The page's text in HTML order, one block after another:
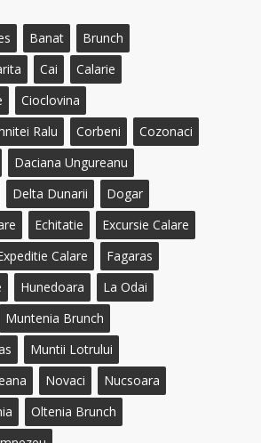
Banat
Brunch
Cai
Calarie
Cioclovina
Ralu
Corbeni
Cozonaci
Daciana Ungureanu
Delta Dunarii
Dogar
Echitatie
Excursie Calare
Calare
Fagaras
Hunedoara
La Odai
Muntenia Brunch
Muntii Lotrului
Novaci
Nucsoara
Oltenia Brunch